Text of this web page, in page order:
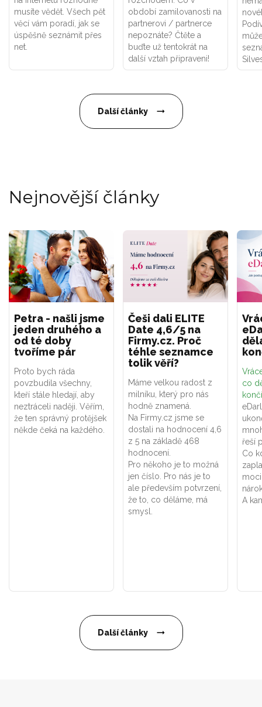
musíte vědět. Všech pět
věcí vám poradí, jak se
úspěšně seznámit přes
net.
období zamilovanosti na
partnerovi / partnerce
nepoznáte? Čtěte a
buďte už tentokrát na
další vztah připraveni!
Další články
Nejnovější články
Petra - našli jsme
jeden druhého a
od té doby
tvoříme pár
Proto bych ráda
povzbudila všechny,
kteří stále hledají, aby
neztráceli naději. Věřím,
že ten správný protějšek
někde čeká na každého.
Češi dali ELITE
Date 4,6/5 na
Firmy.cz. Proč
téhle seznamce
tolik věří?
Máme velkou radost z
milníku, který pro nás
hodně znamená.
Na Firmy.cz jsme se
dostali na hodnocení 4,6
z 5 na základě 468
hodnocení.
Pro někoho je to možná
jen číslo. Pro nás je to
ale především potvrzení,
že to, co děláme, má
smysl.
co
řeší
Co
A
Další články